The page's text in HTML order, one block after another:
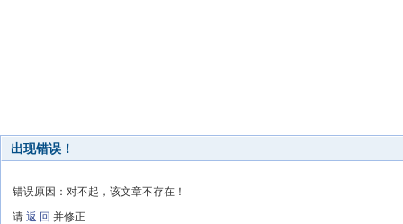
出现错误！
错误原因：对不起，该文章不存在！
请 返 回 并修正